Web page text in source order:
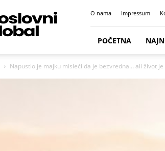
O nama Impressum
POČETNA
Napustio je majku misleći da je bezvredna… ali život